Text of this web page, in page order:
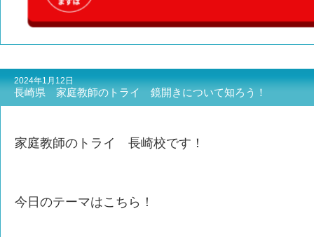
2024年1月12日
長崎県 家庭教師のトライ 鏡開きについて知ろう！
家庭教師のトライ 長崎校です！
今日のテーマはこちら！